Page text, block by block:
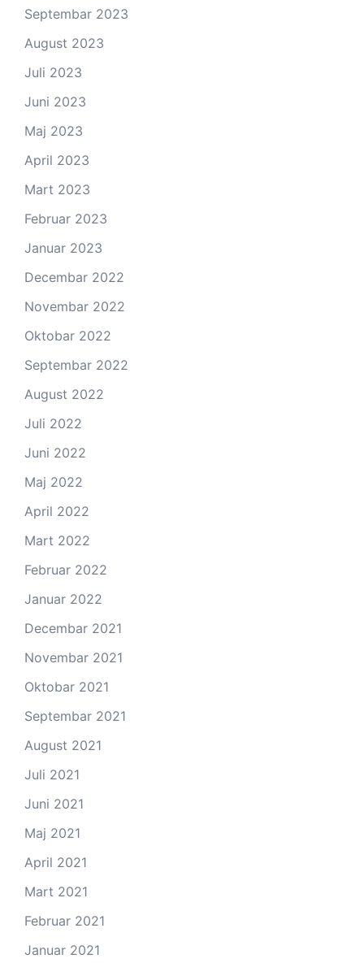
Septembar 2023
August 2023
Juli 2023
Juni 2023
Maj 2023
April 2023
Mart 2023
Februar 2023
Januar 2023
Decembar 2022
Novembar 2022
Oktobar 2022
Septembar 2022
August 2022
Juli 2022
Juni 2022
Maj 2022
April 2022
Mart 2022
Februar 2022
Januar 2022
Decembar 2021
Novembar 2021
Oktobar 2021
Septembar 2021
August 2021
Juli 2021
Juni 2021
Maj 2021
April 2021
Mart 2021
Februar 2021
Januar 2021